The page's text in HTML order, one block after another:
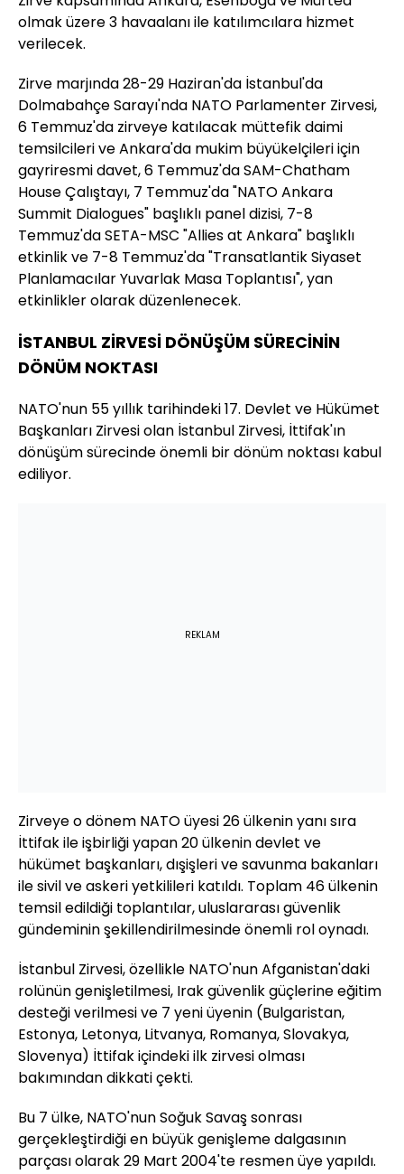
olmak üzere 3 havaalanı ile katılımcılara hizmet
verilecek.
Zirve marjında 28-29 Haziran'da İstanbul'da
Dolmabahçe Sarayı'nda NATO Parlamenter Zirvesi,
6 Temmuz'da zirveye katılacak müttefik daimi
temsilcileri ve Ankara'da mukim büyükelçileri için
gayriresmi davet, 6 Temmuz'da SAM-Chatham
House Çalıştayı, 7 Temmuz'da "NATO Ankara
Summit Dialogues" başlıklı panel dizisi, 7-8
Temmuz'da SETA-MSC "Allies at Ankara" başlıklı
etkinlik ve 7-8 Temmuz'da "Transatlantik Siyaset
Planlamacılar Yuvarlak Masa Toplantısı", yan
etkinlikler olarak düzenlenecek.
İSTANBUL ZİRVESİ DÖNÜŞÜM SÜRECİNİN
DÖNÜM NOKTASI
NATO'nun 55 yıllık tarihindeki 17. Devlet ve Hükümet
Başkanları Zirvesi olan İstanbul Zirvesi, İttifak'ın
dönüşüm sürecinde önemli bir dönüm noktası kabul
ediliyor.
REKLAM
Zirveye o dönem NATO üyesi 26 ülkenin yanı sıra
İttifak ile işbirliği yapan 20 ülkenin devlet ve
hükümet başkanları, dışişleri ve savunma bakanları
ile sivil ve askeri yetkilileri katıldı. Toplam 46 ülkenin
temsil edildiği toplantılar, uluslararası güvenlik
gündeminin şekillendirilmesinde önemli rol oynadı.
İstanbul Zirvesi, özellikle NATO'nun Afganistan'daki
rolünün genişletilmesi, Irak güvenlik güçlerine eğitim
desteği verilmesi ve 7 yeni üyenin (Bulgaristan,
Estonya, Letonya, Litvanya, Romanya, Slovakya,
Slovenya) İttifak içindeki ilk zirvesi olması
bakımından dikkati çekti.
Bu 7 ülke, NATO'nun Soğuk Savaş sonrası
gerçekleştirdiği en büyük genişleme dalgasının
parçası olarak 29 Mart 2004'te resmen üye yapıldı.